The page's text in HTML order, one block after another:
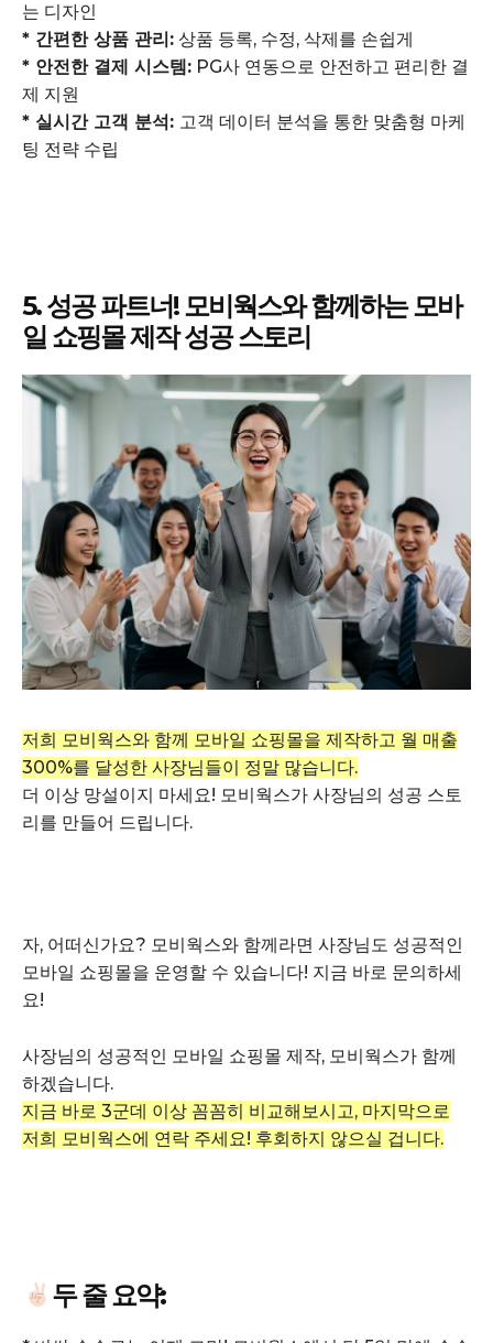
GB leader
는 디자인
* 간편한 상품 관리: 상품 등록, 수정, 삭제를 손쉽게
* 안전한 결제 시스템: PG사 연동으로 안전하고 편리한 결
제 지원
* 실시간 고객 분석: 고객 데이터 분석을 통한 맞춤형 마케
팅 전략 수립
5. 성공 파트너! 모비웍스와 함께하는 모바
일 쇼핑몰 제작 성공 스토리
저희 모비웍스와 함께 모바일 쇼핑몰을 제작하고 월 매출
300%를 달성한 사장님들이 정말 많습니다.
더 이상 망설이지 마세요! 모비웍스가 사장님의 성공 스토
리를 만들어 드립니다.
자, 어떠신가요? 모비웍스와 함께라면 사장님도 성공적인
모바일 쇼핑몰을 운영할 수 있습니다! 지금 바로 문의하세
요!
사장님의 성공적인 모바일 쇼핑몰 제작, 모비웍스가 함께
하겠습니다.
지금 바로 3군데 이상 꼼꼼히 비교해보시고, 마지막으로
저희 모비웍스에 연락 주세요! 후회하지 않으실 겁니다.
두 줄 요약: